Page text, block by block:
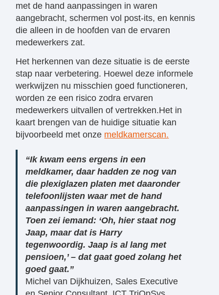
met de hand aanpassingen in waren
aangebracht, schermen vol post-its, en kennis
die alleen in de hoofden van de ervaren
medewerkers zat.
Het herkennen van deze situatie is de eerste
stap naar verbetering. Hoewel deze informele
werkwijzen nu misschien goed functioneren,
worden ze een risico zodra ervaren
medewerkers uitvallen of vertrekken.Het in
kaart brengen van de huidige situatie kan
bijvoorbeeld met onze meldkamerscan.
“Ik kwam eens ergens in een
meldkamer, daar hadden ze nog van
die plexiglazen platen met daaronder
telefoonlijsten waar met de hand
aanpassingen in waren aangebracht.
Toen zei iemand: ‘Oh, hier staat nog
Jaap, maar dat is Harry
tegenwoordig. Jaap is al lang met
pensioen,’ – dat gaat goed zolang het
goed gaat.”
Michel van Dijkhuizen, Sales Executive